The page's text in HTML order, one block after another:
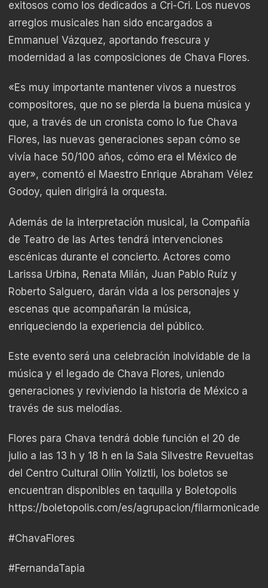
exitosos como los dedicados a Cri-Cri. Los nuevos
arreglos musicales han sido encargados a
Emmanuel Vázquez, aportando frescura y
modernidad a las composiciones de Chava Flores.
«Es muy importante mantener vivos a nuestros
compositores, que no se pierda la buena música y
que, a través de un cronista como lo fue Chava
Flores, las nuevas generaciones sepan cómo se
vivía hace 50/100 años, cómo era el México de
ayer», comentó el Maestro Enrique Abraham Vélez
Godoy, quien dirigirá la orquesta.
Además de la interpretación musical, la Compañía
de Teatro de las Artes tendrá intervenciones
escénicas durante el concierto. Actores como
Larissa Urbina, Renata Milán, Juan Pablo Ruíz y
Roberto Salguero, darán vida a los personajes y
escenas que acompañarán la música,
enriqueciendo la experiencia del público.
Este evento será una celebración inolvidable de la
música y el legado de Chava Flores, uniendo
generaciones y reviviendo la historia de México a
través de sus melodías.
Flores para Chava tendrá doble función el 20 de
julio a las 13 h y 18 h en la Sala Silvestre Revueltas
del Centro Cultural Ollin Yoliztli, los boletos se
encuentran disponibles en taquilla y Boletopolis
https://boletopolis.com/es/agrupacion/
#ChavaFlores
#FernandaTapia